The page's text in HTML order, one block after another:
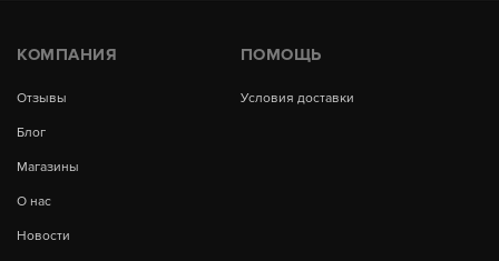
КОМПАНИЯ
Отзывы
Блог
Магазины
О нас
Новости
ПОМОЩЬ
Условия доставки